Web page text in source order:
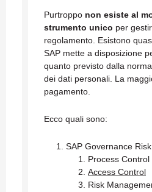
Purtroppo non esiste al
strumento unico per
regolamento. Esistono
SAP mette a disposizione
quanto previsto dalla
dei dati personali. La
pagamento.
Ecco quali sono:
SAP Governance
Process Control
Access Control
Risk